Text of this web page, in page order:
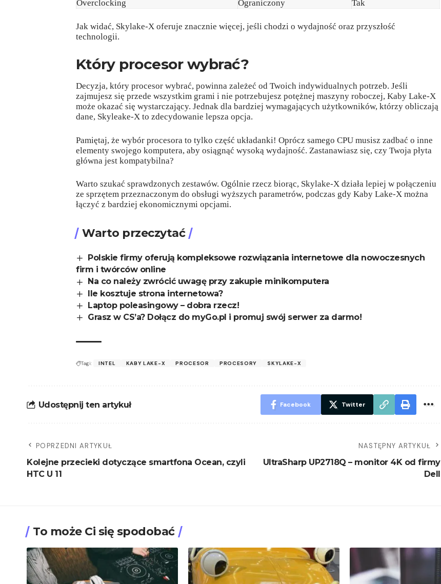
Overclocking
Ograniczony Tak
Jak widać, Skylake-X oferuje znacznie więcej, jeśli chodzi o wydajność oraz przyszłość
technologii.
Który procesor wybrać?
Decyzja, który procesor wybrać, powinna zależeć od Twoich indywidualnych potrzeb. Jeśli
zajmujesz się przede wszystkim grami i nie potrzebujesz potężnej maszyny roboczej, Kaby Lake-X
może okazać się wystarczający. Jednak dla bardziej wymagających użytkowników, którzy obliczają
dane, Skyleake-X to zdecydowanie lepsza opcja.
Pamiętaj, że wybór procesora to tylko część układanki! Oprócz samego CPU musisz zadbać o inne
elementy swojego komputera, aby osiągnąć wysoką wydajność. Zastanawiasz się, czy Twoja płyta
główna jest kompatybilna?
Warto szukać sprawdzonych zestawów. Ogólnie rzecz biorąc, Skylake-X działa lepiej w połączeniu
ze sprzętem przeznaczonym do obsługi wyższych parametrów, podczas gdy Kaby Lake-X można
łączyć z bardziej ekonomicznymi opcjami.
Warto przeczytać
Polskie firmy oferują kompleksowe rozwiązania internetowe dla nowoczesnych
firm i twórców online
Na co należy zwrócić uwagę przy zakupie minikomputera
Ile kosztuje strona internetowa?
Laptop poleasingowy – dobra rzecz!
Grasz w CS’a? Dołącz do myGo.pl i promuj swój serwer za darmo!
Tagi: INTEL KABY LAKE-X PROCESOR PROCESORY SKYLAKE-X
Udostępnij ten artykuł Facebook Twitter
POPRZEDNI ARTYKUŁ
Kolejne przecieki dotyczące smartfona Ocean, czyli
HTC U 11
NASTĘPNY ARTYKUŁ
UltraSharp UP2718Q – monitor 4K od firmy
Dell
To może Ci się spodobać